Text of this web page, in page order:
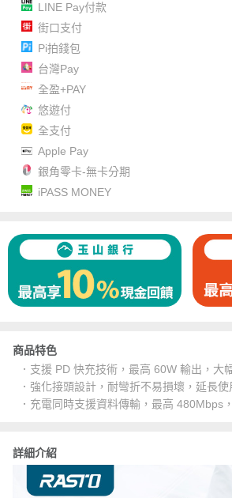
LINE Pay付款
街口支付
Pi拍錢包
台灣Pay
全盈+PAY
悠遊付
全支付
Apple Pay
銀角零卡-無卡分期
iPASS MONEY
商品特色
．支援 PD 快充技術，最高 60W 輸出，大
．強化接頭設計，耐彎折不易損壞，延長使
．充電同時支援資料傳輸，最高 480Mbps
詳細介紹